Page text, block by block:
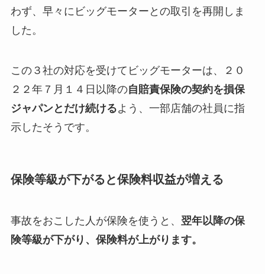
わず、早々にビッグモーターとの取引を再開しま
した。
この３社の対応を受けてビッグモーターは、２０
２２年７月１４日以降の自賠責保険の契約を損保
ジャパンとだけ続けるよう、一部店舗の社員に指
示したそうです。
保険等級が下がると保険料収益が増える
事故をおこした人が保険を使うと、 翌年以降の保
険等級が下がり、保険料が上がります。